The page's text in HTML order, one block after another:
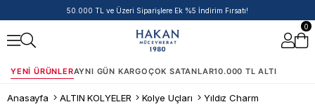
50.000 TL ve Üzeri Siparişlere Ek %5 İndirim Fırsatı!
0
YENI ÜRÜNLERAYNI GÜN KARGOÇOK SATANLAR10.000 TL ALTI
Anasayfa ALTIN KOLYELER Kolye Uçları Yıldız Charm